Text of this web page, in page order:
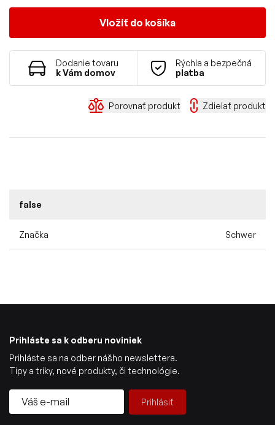
Vložiť do košíka
Dodanie tovaru
k Vám domov
Rýchla a bezpečná
platba
Porovnať produkt Zdielať produkt
false
Značka Schwer
Prihláste sa k odberu noviniek
Prihláste sa na odber nášho newslettera.
Tipy a triky, nové produkty, či technológie.
Prihlásiť